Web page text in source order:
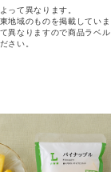
って異なります。
地域のものを掲載していま
異なりますので商品ラベル
さい。